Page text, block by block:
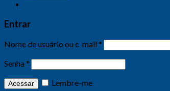
Entrar
Nome de usuário ou e-mail *
Senha *
Acessar Lembre-me